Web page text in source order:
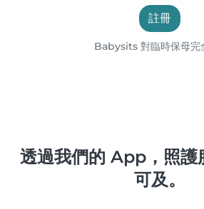
註冊
Babysits 對臨時保母完
透過我們的 App，照護
可及。